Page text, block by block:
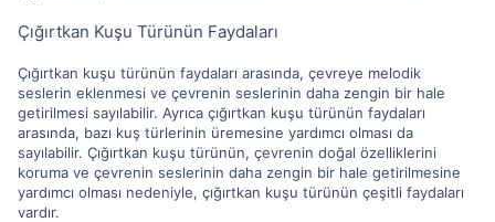
Çığırtkan Kuşu Türünün Faydaları
Çığırtkan kuşu türünün faydaları arasında, çevreye melodik
seslerin eklenmesi ve çevrenin seslerinin daha zengin bir hale
getirilmesi sayılabilir. Ayrıca çığırtkan kuşu türünün faydaları
arasında, bazı kuş türlerinin üremesine yardımcı olması da
sayılabilir. Çığırtkan kuşu türünün, çevrenin doğal özelliklerini
koruma ve çevrenin seslerinin daha zengin bir hale getirilmesine
yardımcı olması nedeniyle, çığırtkan kuşu türünün çeşitli faydaları
vardır.